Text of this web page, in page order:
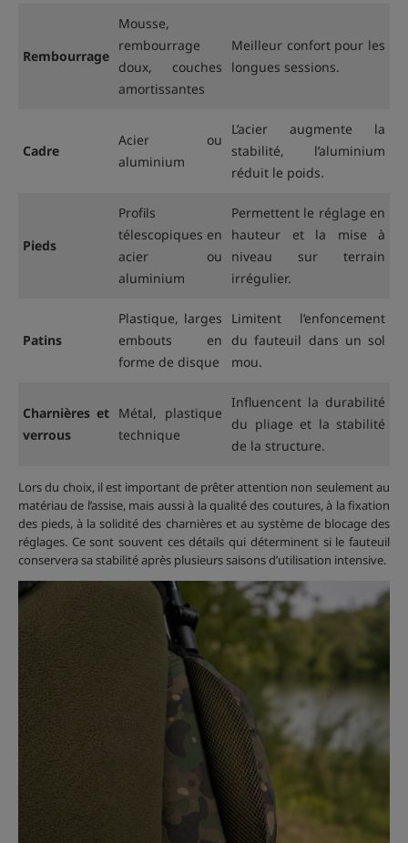
Rembourrage
Mousse,
rembourrage
doux, couches
amortissantes
Meilleur confort pour les
longues sessions.
Cadre
Acier ou
aluminium
L’acier augmente la
stabilité, l’aluminium
réduit le poids.
Pieds
Profils
télescopiques en
acier ou
aluminium
Permettent le réglage en
hauteur et la mise à
niveau sur terrain
irrégulier.
Patins
Plastique, larges
embouts en
forme de disque
Limitent l’enfoncement
du fauteuil dans un sol
mou.
Charnières et
verrous
Métal, plastique
technique
Influencent la durabilité
du pliage et la stabilité
de la structure.
Lors du choix, il est important de prêter attention non seulement au
matériau de l’assise, mais aussi à la qualité des coutures, à la fixation
des pieds, à la solidité des charnières et au système de blocage des
réglages. Ce sont souvent ces détails qui déterminent si le fauteuil
conservera sa stabilité après plusieurs saisons d’utilisation intensive.